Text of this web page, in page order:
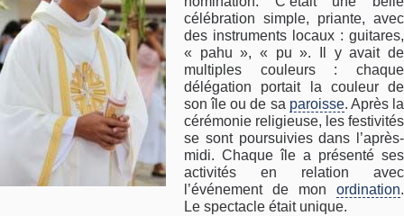
célébration simple, priante, avec
des instruments locaux : guitares,
« pahu », « pu ». Il y avait de
multiples couleurs : chaque
délégation portait la couleur de
son île ou de sa paroisse. Après la
cérémonie religieuse, les festivités
se sont poursuivies dans l’après-
midi. Chaque île a présenté ses
activités en relation avec
l’événement de mon ordination.
Le spectacle était unique.